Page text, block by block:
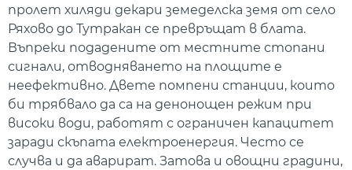
пролет хиляди декари земеделска земя от село
Ряхово до Тутракан се превръщат в блата.
Въпреки подадените от местните стопани
сигнали, отводняването на площите е
неефективно. Двете помпени станции, които
би трябвало да са на денонощен режим при
високи води, работят с ограничен капацитет
заради скъпата електроенергия. Често се
случва и да аварират. Затова и овощни градини,